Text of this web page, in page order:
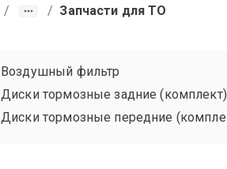
/ / Запчасти для ТО
Воздушный фильтр
Диски тормозные задние (комплект)
Диски тормозные передние